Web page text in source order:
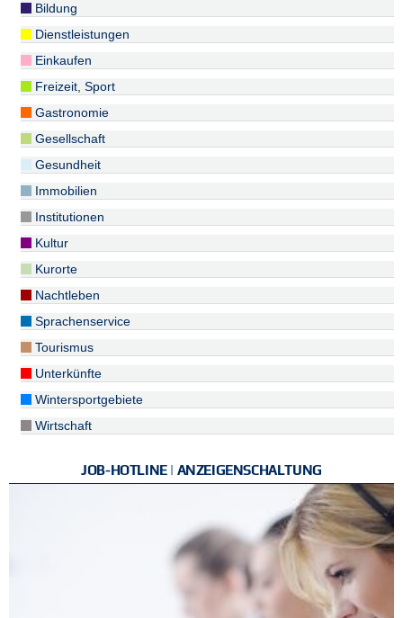
Bildung
Dienstleistungen
Einkaufen
Freizeit, Sport
Gastronomie
Gesellschaft
Gesundheit
Immobilien
Institutionen
Kultur
Kurorte
Nachtleben
Sprachenservice
Tourismus
Unterkünfte
Wintersportgebiete
Wirtschaft
JOB-HOTLINE | ANZEIGENSCHALTUNG